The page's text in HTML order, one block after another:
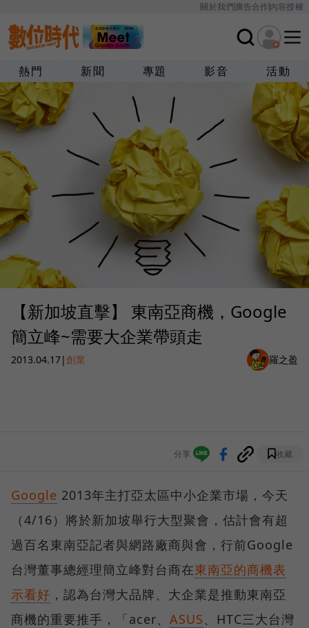
關於我們廣告合作內容授權
熱門 新聞 專題 影音 活動
【新加坡直擊】 東南亞商機，Google
簡立峰~需要大企業帶頭走
2013.04.17|創業 羅之盈
分享 收藏
Google 2013年主打亞太區中小企業市場，今天
（4/16）將於新加坡舉行大型聚會，估計會有超
過百名東南亞記者與網路廠商與會，行前Google
台灣董事總經理簡立峰對台商在東南亞的商機表
示看好 ，認為台灣大品牌、大企業是推動東南亞
商機的重要推手，「acer、 ASUS 、HTC三大台灣